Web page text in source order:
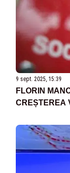
9 sept. 2025, 15:39
FLORIN
CREȘTEREA